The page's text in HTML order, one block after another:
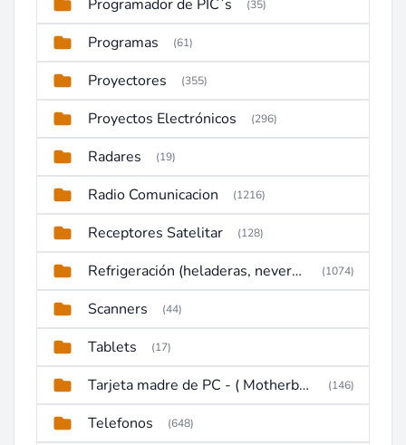
Programador de PIC`s (35)
Programas (61)
Proyectores (355)
Proyectos Electrónicos (296)
Radares (19)
Radio Comunicacion (1216)
Receptores Satelitar (128)
Refrigeración (heladeras, neveras, congeladores) (1074)
Scanners (44)
Tablets (17)
Tarjeta madre de PC - ( Motherboard ) (146)
Telefonos (648)